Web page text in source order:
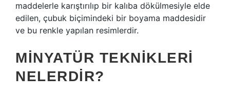
maddelerle karıştırılıp bir kalıba dökülmesiyle elde
edilen, çubuk biçimindeki bir boyama maddesidir
ve bu renkle yapılan resimlerdir.
MINYATÜR TEKNIKLERI
NELERDIR?